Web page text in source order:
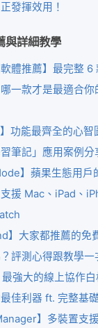
發揮效用！
與詳細教學
軟體推薦】最完整
一款才是最適合你
】功能最齊全的心
筆記」應用案例分
】蘋果生態用戶
援 Mac、iPad、
】大家都推薦的免
評測心得跟教學一
最強大的線上協作
佳利器 ft. 完整基
】多裝置支